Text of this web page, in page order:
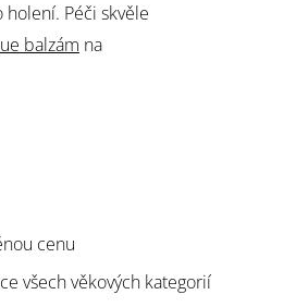
Péči skvěle
balzám na
cenu
všech věkových kategorií